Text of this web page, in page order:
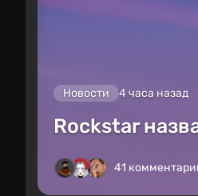
Новости 4 часа назад
Rockstar
41